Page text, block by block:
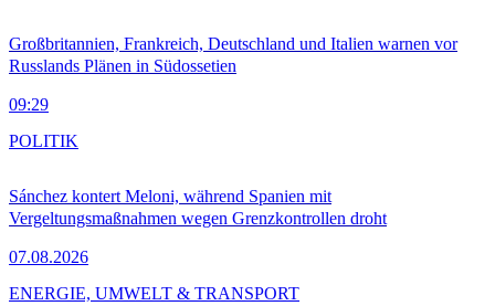
Großbritannien, Frankreich, Deutschland und Italien warnen vor
Russlands Plänen in Südossetien
09:29
Sánchez kontert Meloni, während Spanien mit
Vergeltungsmaßnahmen wegen Grenzkontrollen droht
07.08.2026
POLITIK
ENERGIE, UMWELT & TRANSPORT